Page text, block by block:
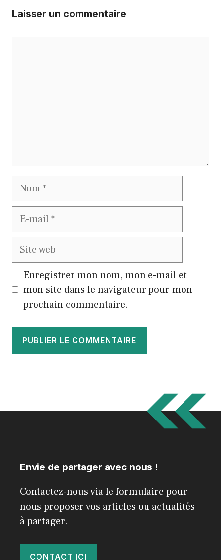
Laisser un commentaire
Nom
E-
Site
Enregistrer mon nom, mon e-mail et
mon site dans le navigateur pour mon
prochain commentaire.
Envie de partager avec nous !
Contactez-nous via le formulaire pour
nous proposer vos articles ou actualités
à partager.
CONTACT ICI